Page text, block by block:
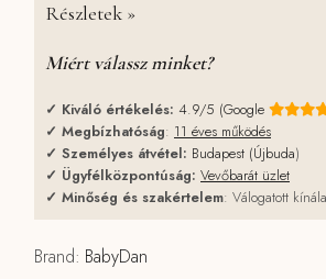
Részletek »
Miért válassz minket?
✓ Kiváló értékelés: 4.9/5 (Google
✓ Megbízhatóság: 11 éves működés
✓ Személyes átvétel: Budapest (Újbuda)
✓ Ügyfélközpontúság: Vevőbarát üzlet
✓ Minőség és szakértelem: Válogatott
Brand: BabyDan